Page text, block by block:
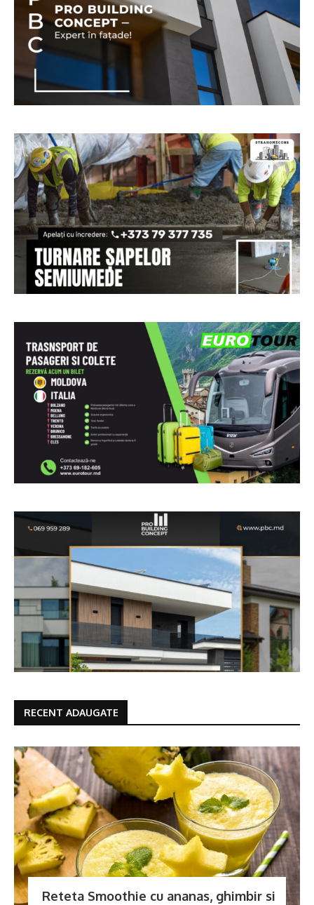
RECENT ADAUGATE
Reteta Smoothie cu ananas, ghimbir si